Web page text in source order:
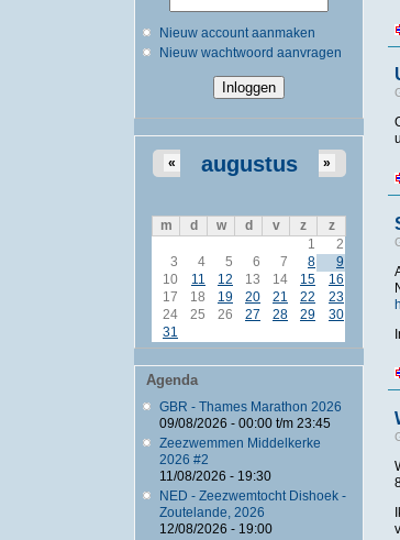
Nieuw account aanmaken
Nieuw wachtwoord aanvragen
augustus
« »
m d w d v z
z
1
2
3
4 5 6 7 8
9
10
11 12 13 14 15
16
17
18 19 20 21 22
23
24
25 26 27 28 29
30
31
Agenda
GBR - Thames Marathon 2026
09/08/2026 - 00:00t/m 23:45
Zeezwemmen Middelkerke
2026 #2
11/08/2026 - 19:30
NED - Zeezwemtocht Dishoek -
Zoutelande, 2026
12/08/2026 - 19:00